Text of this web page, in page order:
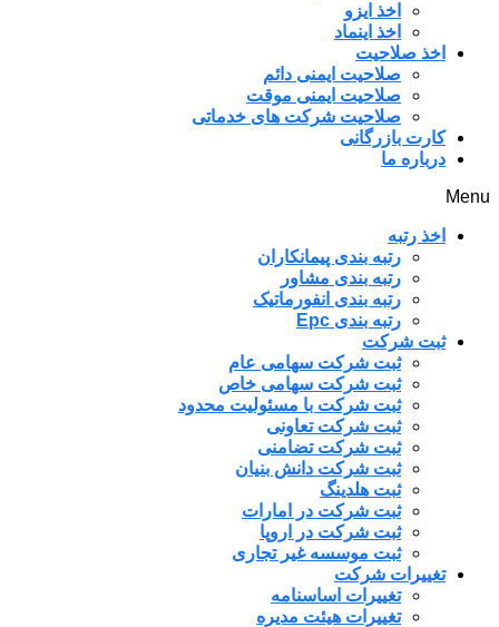
اخذ ایزو
اخذ اینماد
اخذ صلاحیت
صلاحیت ایمنی دائم
صلاحیت ایمنی موقت
صلاحیت شرکت های خدماتی
کارت بازرگانی
درباره ما
Menu
اخذ رتبه
رتبه بندی پیمانکاران
رتبه بندی مشاور
رتبه بندی انفورماتیک
رتبه بندی Epc
ثبت شرکت
ثبت شرکت سهامی عام
ثبت شرکت سهامی خاص
ثبت شرکت با مسئولیت محدود
ثبت شرکت تعاونی
ثبت شرکت تضامنی
ثبت شرکت دانش بنیان
ثبت هلدینگ
ثبت شرکت در امارات
ثبت شرکت در اروپا
ثبت موسسه غیر تجاری
تغییرات شرکت
تغییرات اساسنامه
تغییرات هیئت مدیره